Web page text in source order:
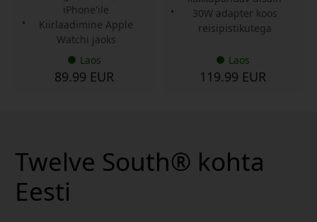
iPhone'ile
Kiirlaadimine Apple
Watchi jaoks
Laos
89.99 EUR
30W adapter koos
reisipistikutega
Laos
119.99 EUR
Twelve South® kohta
Eesti